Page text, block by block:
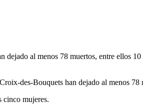
dejado al menos 78 muertos, entre ellos
des-Bouquets han dejado al menos
mujeres.